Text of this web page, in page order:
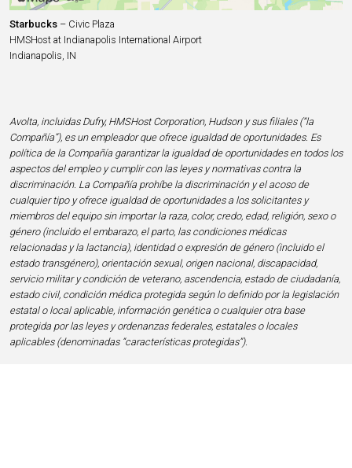
Starbucks – Civic Plaza
HMSHost at Indianapolis International Airport
Indianapolis, IN
Avolta, incluidas Dufry, HMSHost Corporation, Hudson y sus filiales (“la
Compañía”), es un empleador que ofrece igualdad de oportunidades. Es
política de la Compañía garantizar la igualdad de oportunidades en todos los
aspectos del empleo y cumplir con las leyes y normativas contra la
discriminación. La Compañía prohíbe la discriminación y el acoso de
cualquier tipo y ofrece igualdad de oportunidades a los solicitantes y
miembros del equipo sin importar la raza, color, credo, edad, religión, sexo o
género (incluido el embarazo, el parto, las condiciones médicas
relacionadas y la lactancia), identidad o expresión de género (incluido el
estado transgénero), orientación sexual, origen nacional, discapacidad,
servicio militar y condición de veterano, ascendencia, estado de ciudadanía,
estado civil, condición médica protegida según lo definido por la legislación
estatal o local aplicable, información genética o cualquier otra base
protegida por las leyes y ordenanzas federales, estatales o locales
aplicables (denominadas “características protegidas”).